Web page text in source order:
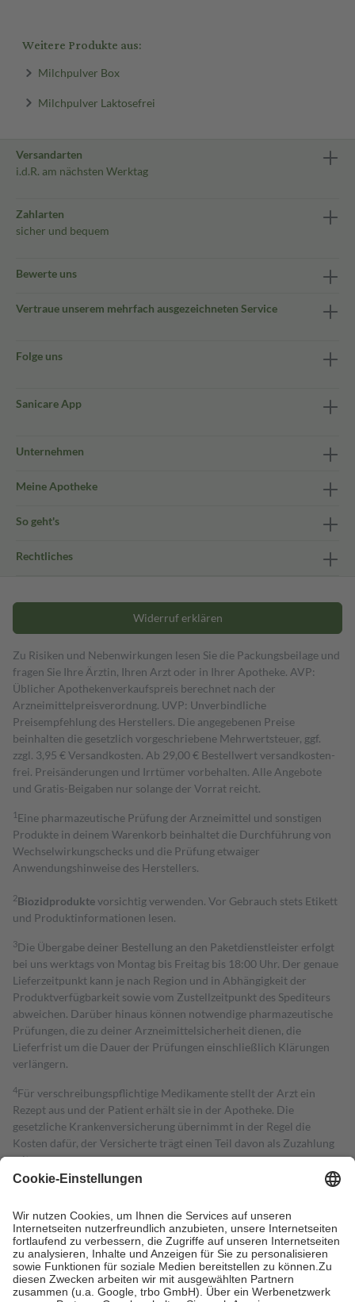
Weitere Produkte aus:
Milchpulver Box
Milchpulver Laktosefrei
Versandarten
i.d.R. am nächsten Werktag
Zahlarten
sicher und bequem
Bewerte uns
Vertraue unserem mehrfach ausgezeichneten Service
Folge uns
Sanicare App
Unternehmen
Meine Apotheke
So geht's
Rechtliches
Widerruf erklären
Zu Risiken und Nebenwirkungen lesen Sie die Packungsbeilage und
fragen Sie Ihre Ärztin, Ihren Arzt oder in Ihrer Apotheke. AVP:
Üblicher Apothekenverkaufspreis berechnet nach der
Arzneimittelpreisverordnung. UVP: Unverbindliche
Preisempfehlung des Herstellers. Die angegebenen Preise
beinhalten die gesetzlich vorgeschriebene Mehrwertsteuer, ggf.
zzgl. 3,95 € Versandkosten. Ab 29,00 € Bestell­wert versand­kosten­
frei. Preisänderungen und Irrtümer vorbehalten. Alle Angebote
und Gratis-Beigaben nur solange der Vorrat reicht.
1 Eine pharmazeutische Prüfung der Arzneimittel und sonstigen
Produkte in deinem Warenkorb beinhaltet die Durchführung von
Wechselwirkungschecks und die Prüfung etwaiger
Anwendungshinweise des Herstellers.
2Biozidproduktevorsichtig verwenden. Vor Gebrauch stets Etikett
und Produktinformationen lesen.
3Die Übergabe deiner Bestellung an den Paketdienstleister erfolgt
bei uns werktags von Montag bis Freitag bis 18:00 Uhr. Der genaue
Lieferzeitpunkt kann je nach Region und in Abhängigkeit der
Produktverfügbarkeit sowie vom Zustellzeitpunkt des Spediteurs
abweichen. Darüber hinaus können notwendige pharmazeutische
Prüfungen, die zu deiner Arzneimittelsicherheit dienen, die
Lieferfrist um die Dauer der Prüfungen einschließlich Klärungen
verlängern.
4Für verschreibungspflichtige Medikamente stellt der Arzt ein
Rezept aus und der Patient erhält sie in der Apotheke. Die
gesetzliche Krankenversicherung übernimmt in der Regel die
Kosten dafür, der Versicherte trägt einen Teil davon als Zuzahlung
mit.
Grundsätzlich leisten Mitglieder Zuzahlungen in Höhe von zehn
höchstens zehn Euro.
Es sind jedoch nie mehr als die tatsächlichen
Kosten der Leistung zu entrichten.
Diese Regeln gelten grundsätzlich auch für Online-Apotheken.
Bei Heilmitteln und häuslicher Krankenpflege beträgt die
Zuzahlung zehn Prozent der Kosten sowie zehn Euro je
Verordnung.